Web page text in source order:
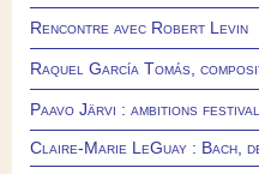
Rencontre avec Robert Levin
Raquel García Tomás,
Paavo Järvi : ambitions
Claire-Marie LeGuay : Bach,